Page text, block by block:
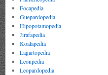
Focapedia
Guepardopedia
Hipopotamopedia
Jirafapedia
Koalapedia
Lagartopedia
Leonpedia
Leopardopedia